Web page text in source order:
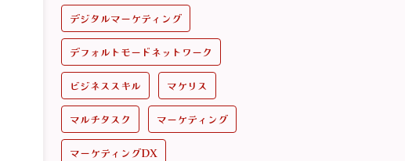
デジタルマーケティング
デフォルトモードネットワーク
ビジネススキル マケリス
マルチタスク マーケティング
マーケティングDX